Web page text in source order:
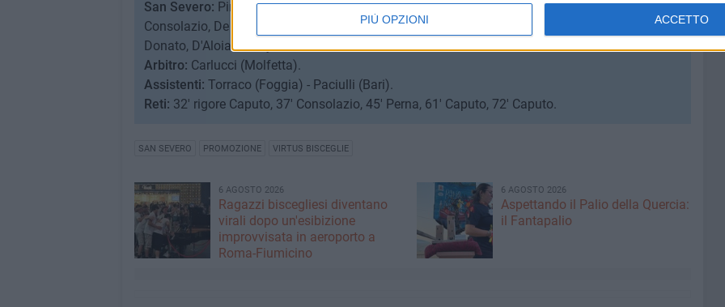
PIÙ OPZIONI ACCETTO
San Severo: Pinelli, Rubino, Cortopasso, Frazzano, Ferlino, Monaco, Coronese, Lacerra,
Consolazio, De Vivo, Perna. A disp.: Sarri, Mossuto, Martignetti, Joof, Cannarozzi, Attrice, De
Donato, D'Aloia, Bondjale Ona. All.: Rufini.
Arbitro: Carlucci (Molfetta).
Assistenti: Torraco (Foggia) - Paciulli (Bari).
Reti: 32' rigore Caputo, 37' Consolazio, 45' Perna, 61' Caputo, 72' Caputo.
SAN SEVERO PROMOZIONE VIRTUS BISCEGLIE
6 AGOSTO 2026
Ragazzi biscegliesi diventano
virali dopo un'esibizione
improvvisata in aeroporto a
Roma-Fiumicino
6 AGOSTO 2026
Aspettando il Palio della Quercia:
il Fantapalio